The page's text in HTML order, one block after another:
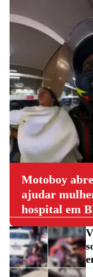
Motoboy
ajudar
hospital em